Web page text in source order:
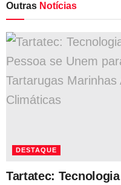
Outras Notícias
DESTAQUE
Tartatec: